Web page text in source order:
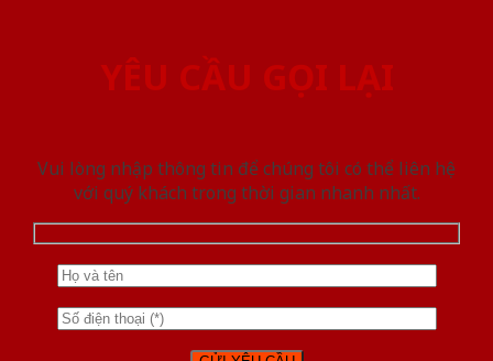
YÊU CẦU GỌI LẠI
Vui lòng nhập thông tin để chúng tôi có thể liên hệ
với quý khách trong thời gian nhanh nhất.